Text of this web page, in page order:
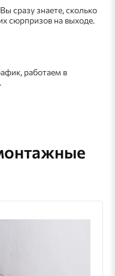
сразу знаете, сколько
сюрпризов на выходе.
работаем в